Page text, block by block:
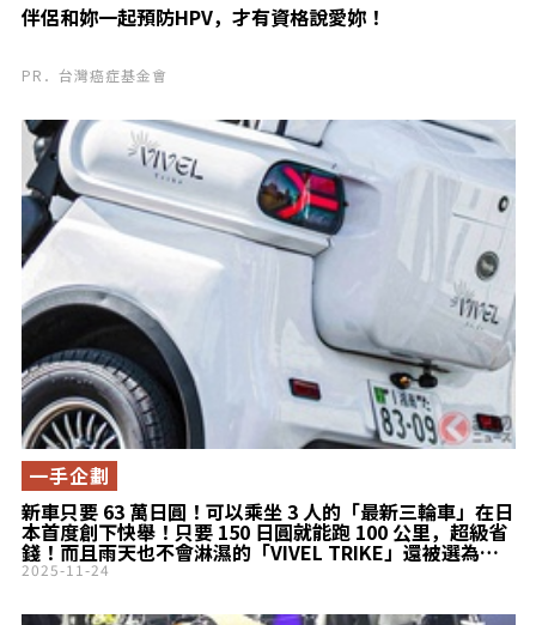
伴侶和妳一起預防HPV，才有資格說愛妳！
PR．台灣癌症基金會
新車只要 63 萬日圓！可以乘坐 3 人的「最新三輪車」在日
本首度創下快舉！只要 150 日圓就能跑 100 公里，超級省
錢！而且雨天也不會淋濕的「VIVEL TRIKE」還被選為
「故鄉納稅回饋品」！￼￼￼
一手企劃
2025-11-24